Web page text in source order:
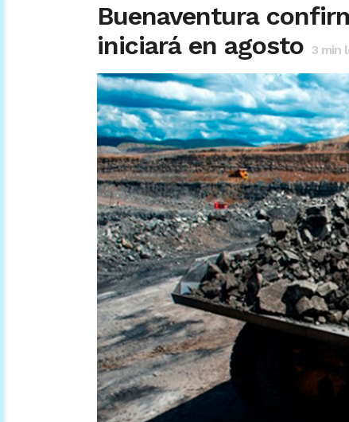
Buenaventura
iniciará en agosto 3 min